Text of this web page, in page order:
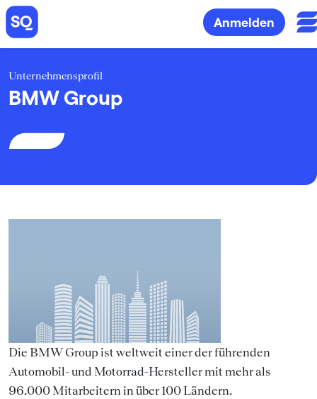
Anmelden
Unternehmensprofil
BMW Group
Die BMW Group ist weltweit einer der führenden
Automobil- und Motorrad-Hersteller mit mehr als
96.000 Mitarbeitern in über 100 Ländern.